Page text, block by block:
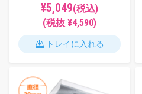
¥5,049(税込)
(税抜 ¥4,590)
トレイに入れる